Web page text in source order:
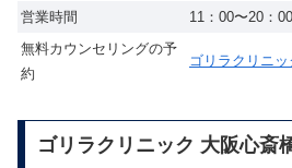
営業時間
11：00〜20：00
無料カウンセリングの予
約
ゴリラクリニ
ゴリラクリニック 大阪心斎